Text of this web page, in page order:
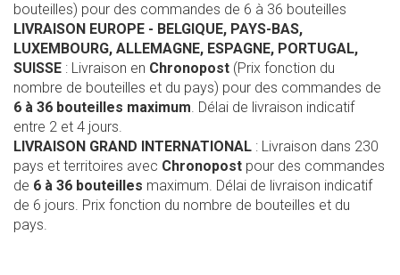
bouteilles) pour des commandes de 6 à 36 bouteilles
LIVRAISON EUROPE - BELGIQUE, PAYS-BAS,
LUXEMBOURG, ALLEMAGNE, ESPAGNE, PORTUGAL,
SUISSE : Livraison en Chronopost (Prix fonction du
nombre de bouteilles et du pays) pour des commandes de
6 à 36 bouteilles maximum. Délai de livraison indicatif
entre 2 et 4 jours.
LIVRAISON GRAND INTERNATIONAL : Livraison dans 230
pays et territoires avec Chronopost pour des commandes
de 6 à 36 bouteilles maximum. Délai de livraison indicatif
de 6 jours. Prix fonction du nombre de bouteilles et du
pays.